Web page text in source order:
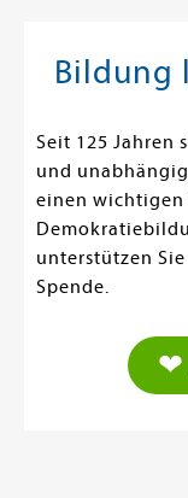
Bildung
Seit 125 Jahren
und
einen
unterstützen
Spende.
❤